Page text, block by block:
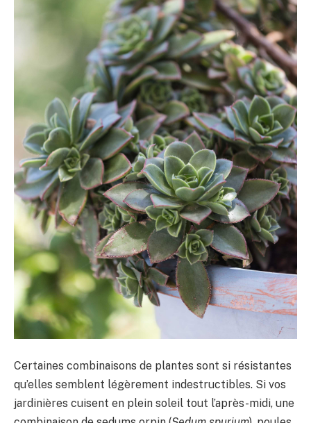
Certaines combinaisons de plantes sont si résistantes
qu’elles semblent légèrement indestructibles. Si vos
jardinières cuisent en plein soleil tout l’après-midi, une